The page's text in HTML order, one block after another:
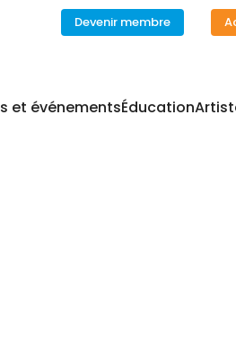
Devenir membre
et événementsÉducation